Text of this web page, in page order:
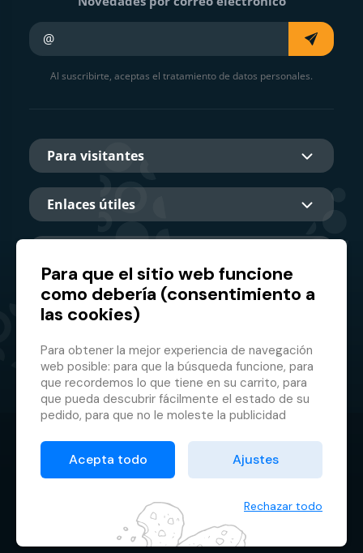
Al suscribirte, aceptas el tratamiento de datos personales.
Para visitantes
Enlaces útiles
Socio principal
© 2026 GMF Aquapark Prague, a.s.
Protección de datos personales
Condiciones contractuales
Administrador de cookies
Para que el sitio web funcione
como debería (consentimiento a
las cookies)
Para obtener la mejor experiencia de navegación
web posible: para que la búsqueda funcione, para
que recordemos lo que tiene en su carrito, para
que pueda descubrir fácilmente el estado de su
pedido, para que no le moleste la publicidad
cada vez.
Es por eso que necesitamos tu consentimiento
pequeños archivos que se almacenan
temporalmente en su navegador. Gracias por
dárnoslo y ayudarnos a mejorar el sitio.
Acepta todo Ajustes
Rechazar todo